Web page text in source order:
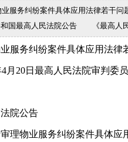
服务纠纷案件具体应用法律若干
和国最高人民法院公告 《最高人
服务纠纷案件具体应用法律
4月20日最高人民法院审判委
院公告
物业服务纠纷案件具体应